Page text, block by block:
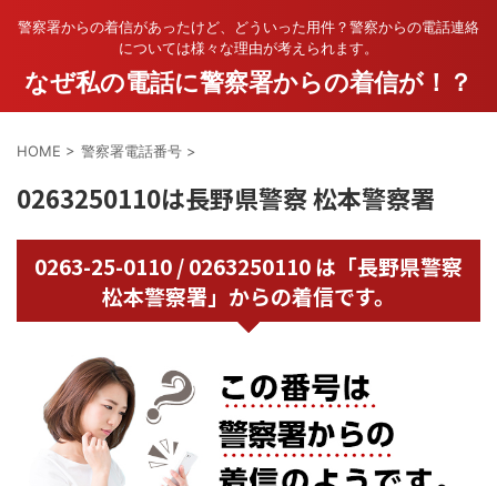
警察署からの着信があったけど、どういった用件？警察からの電話連絡
については様々な理由が考えられます。
なぜ私の電話に警察署からの着信が！？
HOME > 警察署電話番号 >
0263250110は長野県警察 松本警察署
0263-25-0110 / 0263250110 は「長野県警察
松本警察署」からの着信です。